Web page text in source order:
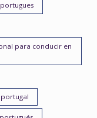
para conducir en